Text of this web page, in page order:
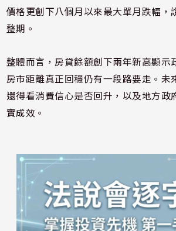
價格更創下八個月以來最大單月跌幅，
整期。
整體而言，房貸餘額創下兩年新高顯示
房市距離真正回穩仍有一段路要走。未
還得看消費信心是否回升，以及地方政
實成效。